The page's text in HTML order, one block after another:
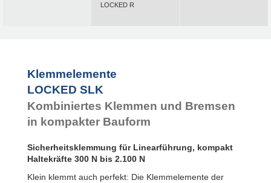
LOCKED R
Klemmelemente
LOCKED SLK
Kombiniertes Klemmen und Bremsen
in kompakter Bauform
Sicherheitsklemmung für Linearführung, kompakt
Haltekräfte 300 N bis 2.100 N
Klein klemmt auch perfekt: Die Klemmelemente der